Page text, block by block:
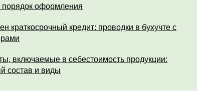
порядок оформления
краткосрочный кредит: проводки в бухучте с
включаемые в себестоимость продукции:
состав и виды